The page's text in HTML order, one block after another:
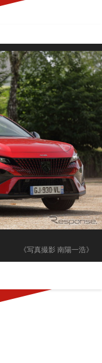
《写真撮影 南陽一浩》